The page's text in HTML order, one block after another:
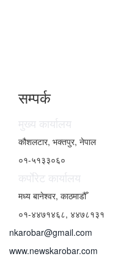
सम्पर्क
मुख्य कार्यालय
कौशलटार, भक्तपुर, नेपाल
०१-५१३३०६०
कर्पाेरेट कार्यालय
मध्य बानेश्वर, काठमाडौँ
०१-४४७१४६८, ४४७८१३१
nkarobar@gmail.com
www.newskarobar.com